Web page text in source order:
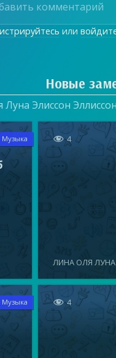
или
Новые
Луна Элиссон
Музыка  4
ЛИНА ОЛЯ
Музыка  4